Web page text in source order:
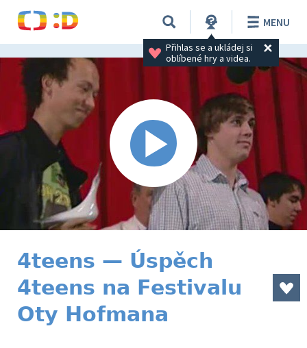
Přihlas se a ukládej si
oblíbené hry a videa.
MENU
4teens — Úspěch
4teens na Festivalu
Oty Hofmana